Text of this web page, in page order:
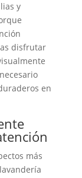
y
disfrutar
en
más